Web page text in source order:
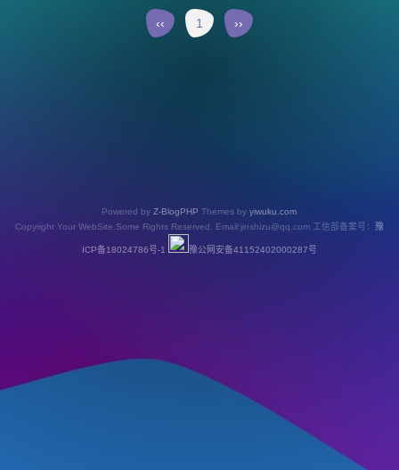
‹‹ 1 ››
Powered byZ-BlogPHP Themes byyiwuku.com
Copyright Your WebSite.Some Rights Reserved. Email:jinshizu@qq.com 工信部备案号： 豫
ICP备18024786号-1 豫公网安备41152402000287号